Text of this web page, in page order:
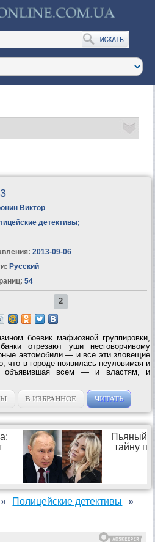
Виктор
детективы;
2013-09-06
Русский
54
2
боевик мафиозной группировки,
отрезают уши несговорчивому
автомобили — и все эти зловещие
что в городе появилась неуловимая и
объявившая всем — и властям, и
В ИЗБРАННОЕ ЧИТАТЬ
Полицейские детективы